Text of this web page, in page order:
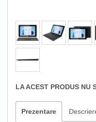
LA ACEST PRODUS NU
Prezentare